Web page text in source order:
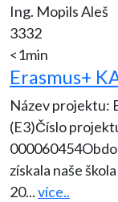
Ing. Mopils Aleš
3332
<1min
Erasmus+
Název projektu:
(E3)Číslo
získala naše
20...více..